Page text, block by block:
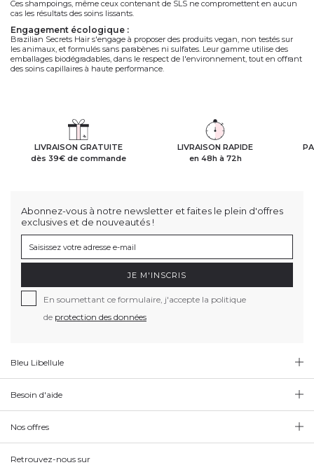
pourquoi avoir introduit une gamme sans sulfate ?
des shampoings formulés sans sulfate. Ce choix a été motivé par la demande
croissante des consommateurs pour ce type de produits, qui sont sensibilisés à
ce sujet.
Toutefois la différence entre les shampoings avec et sans sulfate reste minime
en terme de performances.
Ces shampoings, même ceux contenant de SLS ne compromettent en aucun
cas les résultats des soins lissants.
engagement écologique
Brazilian Secrets Hair s'engage à proposer des produitsvegan, non testés sur